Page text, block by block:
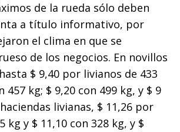
de la rueda sólo deben
a título informativo, por
el clima en que se
de los negocios. En novillos
$ 9,40 por livianos de 433
457 kg; $ 9,20 con 499 kg, y $ 9
livianas, $ 11,26 por
kg y $ 11,10 con 328 kg, y $